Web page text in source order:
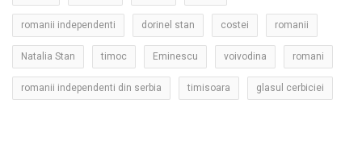
romanii independenti dorinel stan costei romanii
Natalia Stan timoc Eminescu voivodina romani
romanii independenti din serbia timisoara glasul cerbiciei